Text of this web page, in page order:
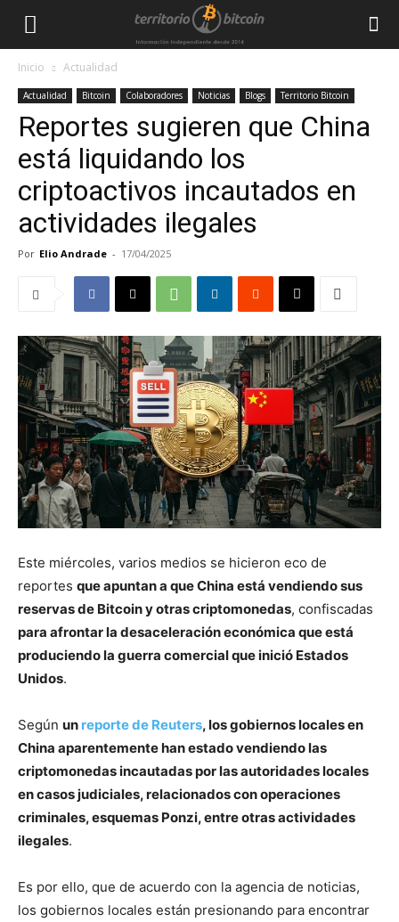
Inicio Actualidad
Actualidad Bitcoin Colaboradores Noticias Blogs Territorio Bitcoin
Reportes sugieren que China
está liquidando los
criptoactivos incautados en
actividades ilegales
Por Elio Andrade - 17/04/2025
Este miércoles, varios medios se hicieron eco de
reportes que apuntan a que China está vendiendo sus
reservas de Bitcoin y otras criptomonedas, confiscadas
para afrontar la desaceleración económica que está
produciendo la guerra comercial que inició Estados
Unidos.
Según un reporte de Reuters, los gobiernos locales en
China aparentemente han estado vendiendo las
criptomonedas incautadas por las autoridades locales
en casos judiciales, relacionados con operaciones
criminales, esquemas Ponzi, entre otras actividades
ilegales.
Es por ello, que de acuerdo con la agencia de noticias,
los gobiernos locales están presionando para encontrar